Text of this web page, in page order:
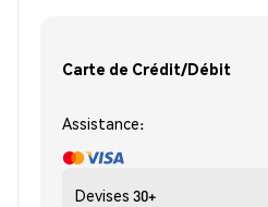
Carte de Crédit/Débit
Assistance:
Devises 30+